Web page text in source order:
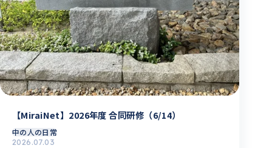
【MiraiNet】2026年度 合同研修（6/14）
中の人の日常
2026.07.03